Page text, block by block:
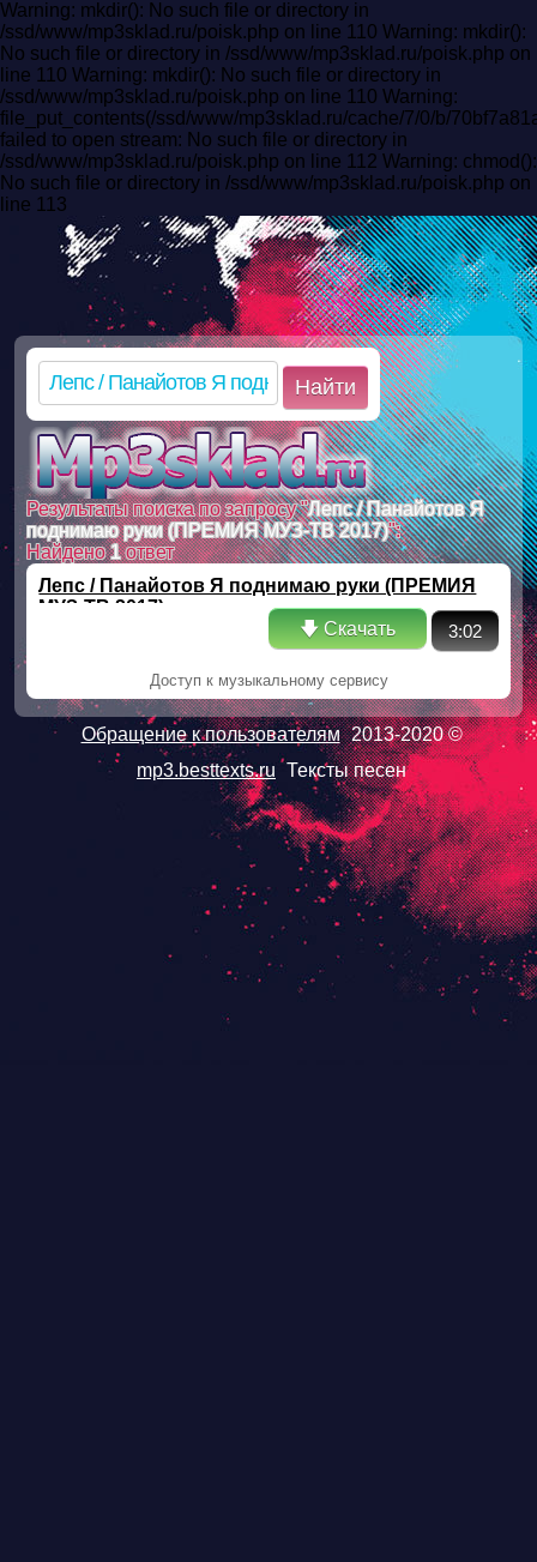
Warning: mkdir(): No such file or directory in
/ssd/www/mp3sklad.ru/poisk.php on line 110 Warning: mkdir():
No such file or directory in /ssd/www/mp3sklad.ru/poisk.php on
line 110 Warning: mkdir(): No such file or directory in
/ssd/www/mp3sklad.ru/poisk.php on line 110 Warning:
file_put_contents(/ssd/www/mp3sklad.ru/cache/7/0/b/
failed to open stream: No such file or directory in
/ssd/www/mp3sklad.ru/poisk.php on line 112 Warning: chmod():
No such file or directory in /ssd/www/mp3sklad.ru/poisk.php on
line 113
Найти
Результаты поиска по запросу "Лепс / Панайотов Я
поднимаю руки (ПРЕМИЯ МУЗ-ТВ 2017)":
Найдено1ответ
Лепс / Панайотов Я поднимаю руки (ПРЕМИЯ
МУЗ-ТВ 2017)
🡇 Скачать
3:02
Доступ к музыкальному сервису
Обращение к пользователям 2013-2020 ©
mp3.besttexts.ru Тексты песен